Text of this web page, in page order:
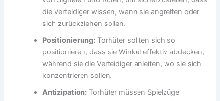
die Verteidiger wissen, wann sie angreifen oder
sich zurückziehen sollen.
Positionierung: Torhüter sollten sich so
positionieren, dass sie Winkel effektiv abdecken,
während sie die Verteidiger anleiten, wo sie sich
konzentrieren sollen.
Antizipation: Torhüter müssen Spielzüge